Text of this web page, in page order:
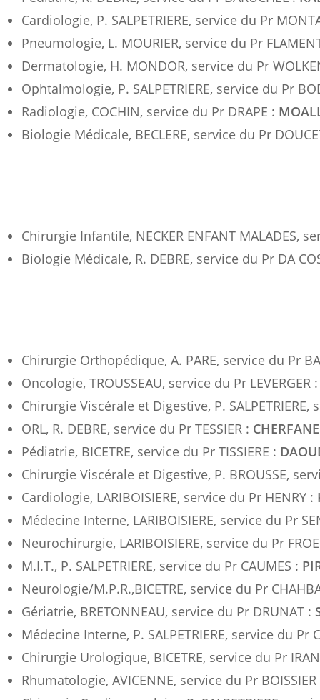
Cardiologie, P. SALPETRIERE, service du Pr
Pneumologie, L. MOURIER, service du Pr
Dermatologie, H. MONDOR, service du Pr
Ophtalmologie, P. SALPETRIERE, service du Pr
Radiologie, COCHIN, service du Pr DRAPE :
Biologie Médicale, BECLERE, service du Pr
Chirurgie Infantile, NECKER ENFANT MALADES,
Biologie Médicale, R. DEBRE, service du Pr DA
Chirurgie Orthopédique, A. PARE, service du Pr
Oncologie, TROUSSEAU, service du Pr LEVERGER
Chirurgie Viscérale et Digestive, P.
ORL, R. DEBRE, service du Pr TESSIER :
Pédiatrie, BICETRE, service du Pr TISSIERE :
Chirurgie Viscérale et Digestive, P. BROUSSE,
Cardiologie, LARIBOISIERE, service du Pr HENRY :
Médecine Interne, LARIBOISIERE, service du Pr
Neurochirurgie, LARIBOISIERE, service du Pr
M.I.T., P. SALPETRIERE, service du Pr CAUMES :
Neurologie/M.P.R.,BICETRE, service du Pr
Gériatrie, BRETONNEAU, service du Pr DRUNAT :
Médecine Interne, P. SALPETRIERE, service du Pr
Chirurgie Urologique, BICETRE, service du Pr
Rhumatologie, AVICENNE, service du Pr